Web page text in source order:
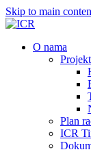
Skip to main
О nama
Plan
ICR